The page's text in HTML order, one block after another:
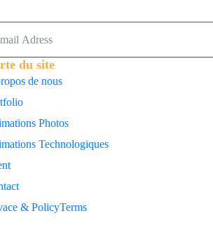
du site
de nous
Photos
Technologiques
& PolicyTerms